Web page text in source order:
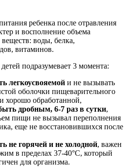
ребенка после отравления
и восполнение объема
воды, белка,
витаминов.
подразумевает 3 момента:
легкоусвояемой и не вызывать
оболочки пищеварительного
хорошо обработанной,
дробным, 6-7 раз в сутки,
пищи не вызывал переполнения
еще не восстановившихся после
не горячей и не холодной, важен
в пределах 37-40°С, который
для организма.